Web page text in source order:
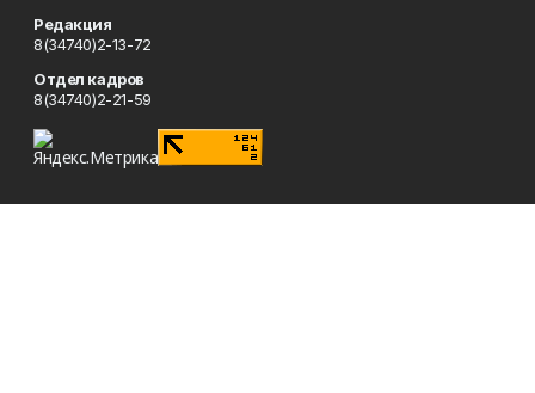
Редакция
8(34740)2-13-72
Отдел кадров
8(34740)2-21-59